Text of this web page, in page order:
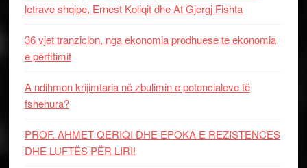
letrave shqipe, Ernest Koliqit dhe At Gjergj Fishta
36 vjet tranzicion, nga ekonomia prodhuese te ekonomia
e përfitimit
A ndihmon krijimtaria në zbulimin e potencialeve të
fshehura?
PROF. AHMET QERIQI DHE EPOKA E REZISTENCЁS
DHE LUFTЁS PЁR LIRI!